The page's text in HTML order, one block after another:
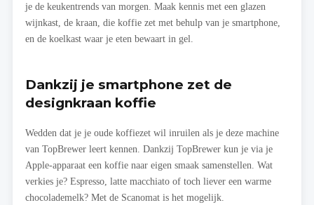
je de keukentrends van morgen. Maak kennis met een glazen
wijnkast, de kraan, die koffie zet met behulp van je smartphone,
en de koelkast waar je eten bewaart in gel.
Dankzij je smartphone zet de
designkraan koffie
Wedden dat je je oude koffiezet wil inruilen als je deze machine
van TopBrewer leert kennen. Dankzij TopBrewer kun je via je
Apple-apparaat een koffie naar eigen smaak samenstellen. Wat
verkies je? Espresso, latte macchiato of toch liever een warme
chocolademelk? Met de Scanomat is het mogelijk.